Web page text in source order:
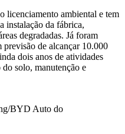
licenciamento ambiental e tem
instalação da fábrica,
degradadas. Já foram
previsão de alcançar 10.000
dois anos de atividades
solo, manutenção e
BYD Auto do